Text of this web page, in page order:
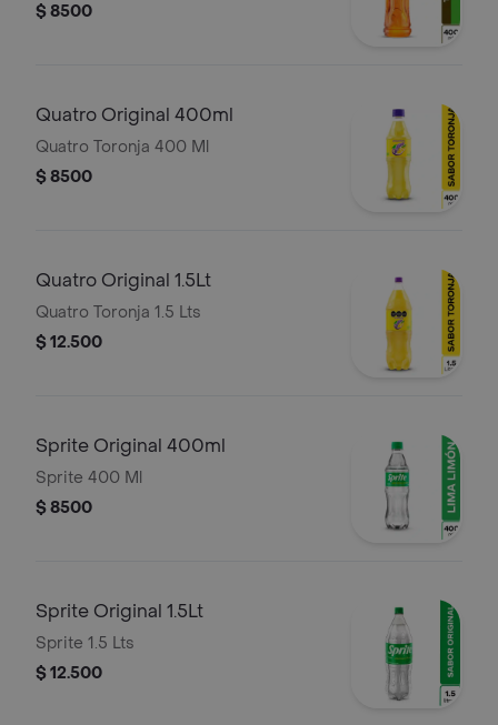
$ 8500
Quatro Original 400ml
Quatro Toronja 400 Ml
$ 8500
Quatro Original 1.5Lt
Quatro Toronja 1.5 Lts
$ 12.500
Sprite Original 400ml
Sprite 400 Ml
$ 8500
Sprite Original 1.5Lt
Sprite 1.5 Lts
$ 12.500